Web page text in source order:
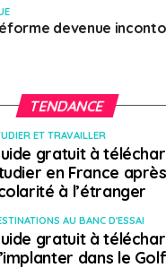
le concours de très
maçon, carreleur,
électricien,
soudeur, cimentier,
opérateur de pelles,
de revêtements
de rappeler que
dans ce
devenue
TENDANCE
ET TRAVAILLER
gratuit à
en France
à l’étranger
AU BANC D'ESSAI
gratuit à
dans le